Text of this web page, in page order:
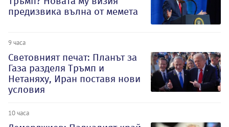
предизвика вълна от мемета
9 часа
Световният печат: Планът за
Газа разделя Тръмп и
Нетаняху, Иран поставя нови
условия
10 часа